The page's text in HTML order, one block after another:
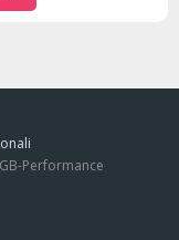
Performance